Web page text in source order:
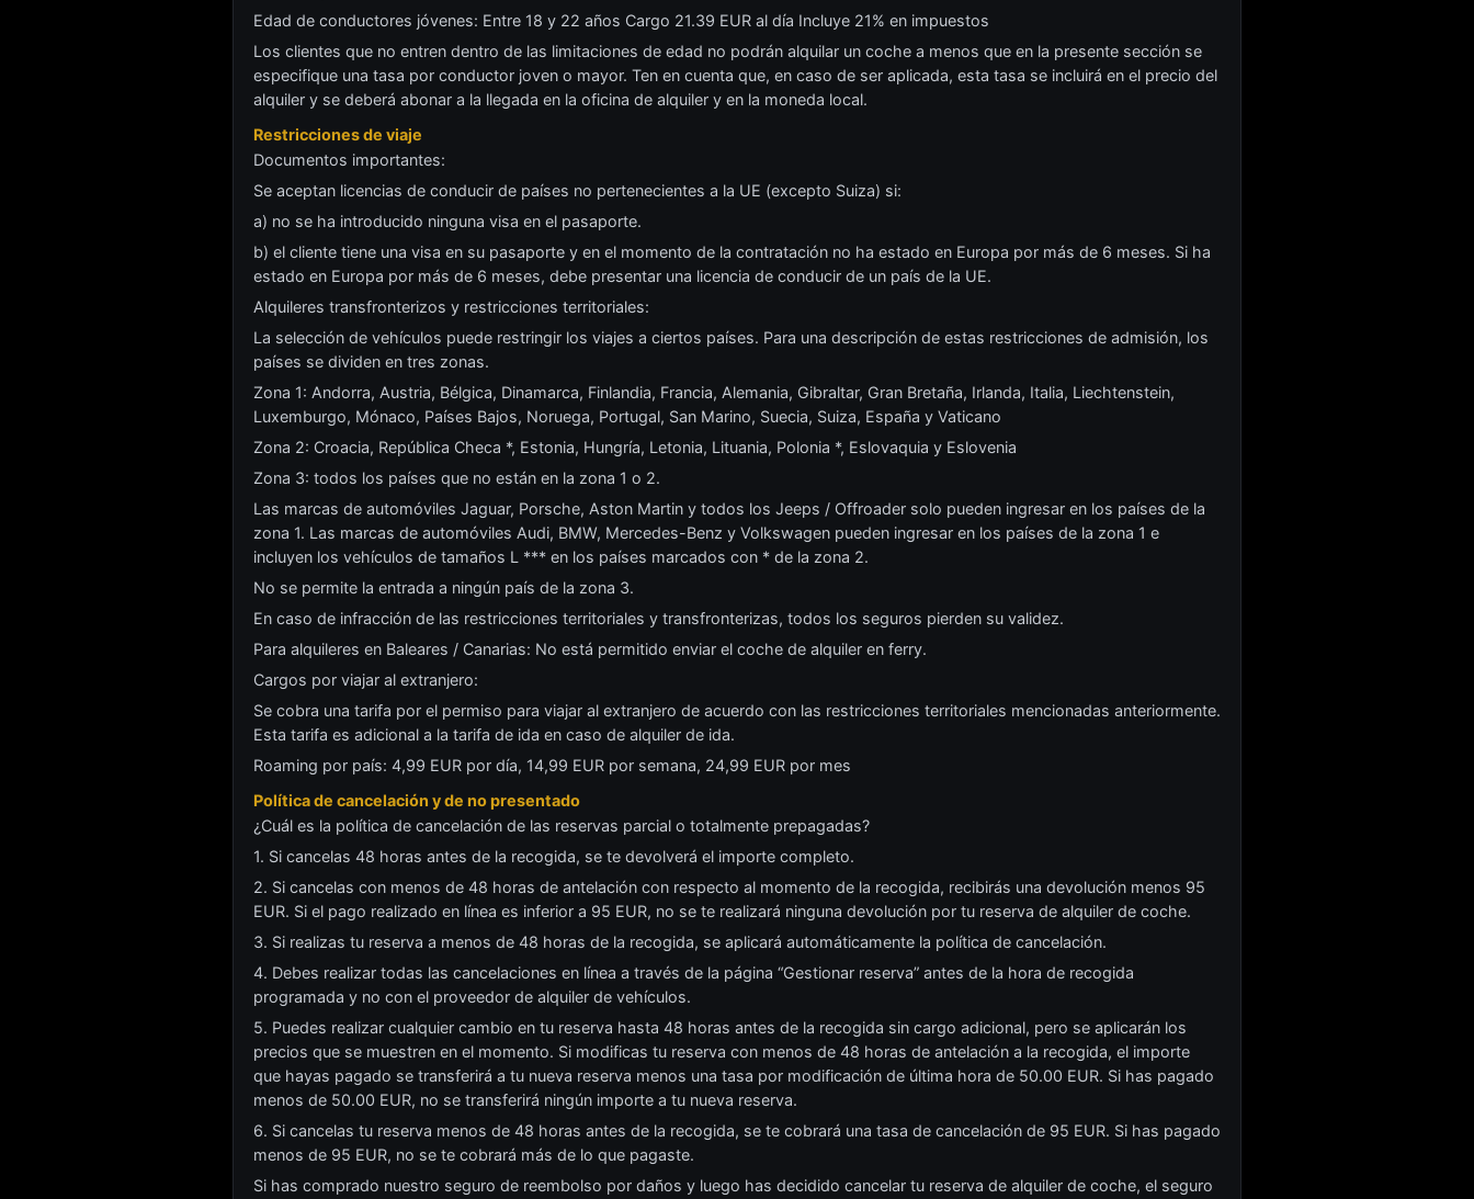
Edad de conductores jóvenes: Entre 18 y 22 años Cargo 21.39 EUR al día Incluye 21% en impuestos
Los clientes que no entren dentro de las limitaciones de edad no podrán alquilar un coche a menos que en la presente sección se
especifique una tasa por conductor joven o mayor. Ten en cuenta que, en caso de ser aplicada, esta tasa se incluirá en el precio del
alquiler y se deberá abonar a la llegada en la oficina de alquiler y en la moneda local.
Restricciones de viaje
Documentos importantes:
Se aceptan licencias de conducir de países no pertenecientes a la UE (excepto Suiza) si:
a) no se ha introducido ninguna visa en el pasaporte.
b) el cliente tiene una visa en su pasaporte y en el momento de la contratación no ha estado en Europa por más de 6 meses. Si ha
estado en Europa por más de 6 meses, debe presentar una licencia de conducir de un país de la UE.
Alquileres transfronterizos y restricciones territoriales:
La selección de vehículos puede restringir los viajes a ciertos países. Para una descripción de estas restricciones de admisión, los
países se dividen en tres zonas.
Zona 1: Andorra, Austria, Bélgica, Dinamarca, Finlandia, Francia, Alemania, Gibraltar, Gran Bretaña, Irlanda, Italia, Liechtenstein,
Luxemburgo, Mónaco, Países Bajos, Noruega, Portugal, San Marino, Suecia, Suiza, España y Vaticano
Zona 2: Croacia, República Checa *, Estonia, Hungría, Letonia, Lituania, Polonia *, Eslovaquia y Eslovenia
Zona 3: todos los países que no están en la zona 1 o 2.
Las marcas de automóviles Jaguar, Porsche, Aston Martin y todos los Jeeps / Offroader solo pueden ingresar en los países de la
zona 1. Las marcas de automóviles Audi, BMW, Mercedes-Benz y Volkswagen pueden ingresar en los países de la zona 1 e
incluyen los vehículos de tamaños L *** en los países marcados con * de la zona 2.
No se permite la entrada a ningún país de la zona 3.
En caso de infracción de las restricciones territoriales y transfronterizas, todos los seguros pierden su validez.
Para alquileres en Baleares / Canarias: No está permitido enviar el coche de alquiler en ferry.
Cargos por viajar al extranjero:
Se cobra una tarifa por el permiso para viajar al extranjero de acuerdo con las restricciones territoriales mencionadas anteriormente.
Esta tarifa es adicional a la tarifa de ida en caso de alquiler de ida.
Roaming por país: 4,99 EUR por día, 14,99 EUR por semana, 24,99 EUR por mes
Política de cancelación y de no presentado
¿Cuál es la política de cancelación de las reservas parcial o totalmente prepagadas?
1. Si cancelas 48 horas antes de la recogida, se te devolverá el importe completo.
2. Si cancelas con menos de 48 horas de antelación con respecto al momento de la recogida, recibirás una devolución menos 95
EUR. Si el pago realizado en línea es inferior a 95 EUR, no se te realizará ninguna devolución por tu reserva de alquiler de coche.
3. Si realizas tu reserva a menos de 48 horas de la recogida, se aplicará automáticamente la política de cancelación.
4. Debes realizar todas las cancelaciones en línea a través de la página “Gestionar reserva” antes de la hora de recogida
programada y no con el proveedor de alquiler de vehículos.
5. Puedes realizar cualquier cambio en tu reserva hasta 48 horas antes de la recogida sin cargo adicional, pero se aplicarán los
precios que se muestren en el momento. Si modificas tu reserva con menos de 48 horas de antelación a la recogida, el importe
que hayas pagado se transferirá a tu nueva reserva menos una tasa por modificación de última hora de 50.00 EUR. Si has pagado
menos de 50.00 EUR, no se transferirá ningún importe a tu nueva reserva.
6. Si cancelas tu reserva menos de 48 horas antes de la recogida, se te cobrará una tasa de cancelación de 95 EUR. Si has pagado
menos de 95 EUR, no se te cobrará más de lo que pagaste.
Si has comprado nuestro seguro de reembolso por daños y luego has decidido cancelar tu reserva de alquiler de coche, el seguro